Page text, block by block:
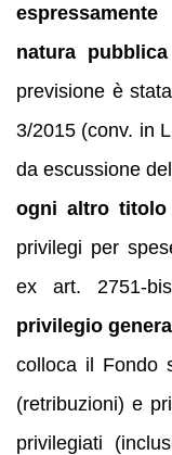
natura
previsione è
3/2015 (conv. in
da escussione
ogni altro titolo
privilegi per
ex art. 2751-
privilegio
colloca il Fondo
(retribuzioni) e
privilegiati